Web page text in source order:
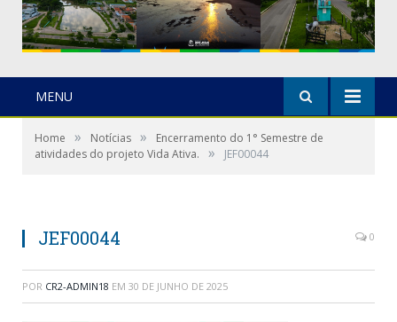
MENU
Home » Notícias »
Encerramento do 1° Semestre de
atividades do projeto Vida Ativa.
» JEF00044
JEF00044 0
POR CR2-ADMIN18 EM 30 DE JUNHO DE 2025